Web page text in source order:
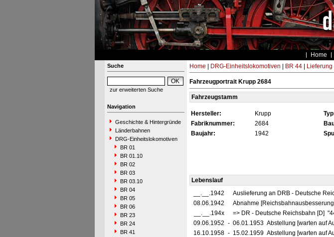
Home
Suche
zur erweiterten Suche
Navigation
Geschichte & Hintergründe
Länderbahnen
DRG-Einheitslokomotiven
BR 01
BR 01.10
BR 02
BR 03
BR 03.10
BR 04
BR 05
BR 06
BR 23
BR 24
BR 41
Home DRG-Einheitslokomotiven BR 44| Lieferung
Fahrzeugportrait Krupp 2684
Fahrzeugstamm
Hersteller: Krupp
Fabriknummer:
2684
Baujahr:
1942
Lebenslauf
__.__.1942
Auslieferung an DRB - Deutsche
08.06.1942
Abnahme
__.__.194x
=> DR - Deutsche Reichsbahn [D]
09.06.1952 - 06.01.1953 Abstellung [warten auf
16.10.1958 - 15.02.1959 Abstellung [warten auf